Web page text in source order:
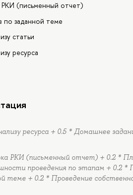
(письменный отчет)
по заданной теме
статьи
ресурса
ресурса + 0.5 * Домашнее
РКИ (письменный отчет) + 0.2 *
проведения по этапам + 0.2
теме + 0.2 * Проведение